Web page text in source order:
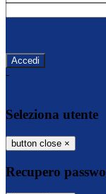
-
Seleziona utente
button close ×
Recupero